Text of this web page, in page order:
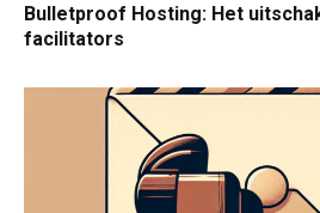
Bulletproof Hosting: Het
facilitators